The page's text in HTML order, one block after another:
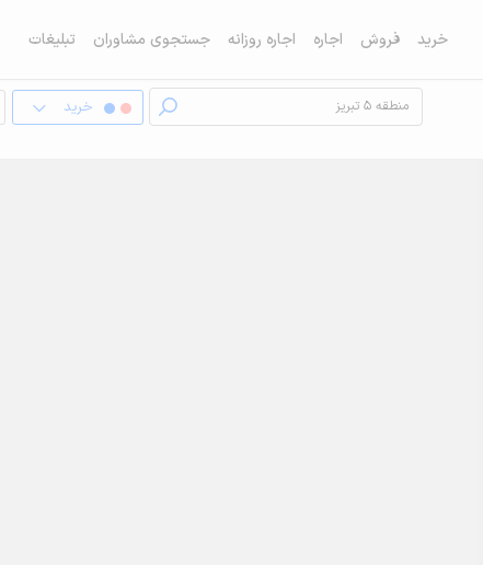
خرید فروش اجاره اجاره روزانه جستجوی مشاوران تبلیغات
خرید